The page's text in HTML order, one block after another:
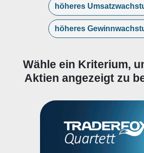
höheres
höheres
Wähle ein Kriterium,
Aktien angezeigt zu